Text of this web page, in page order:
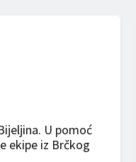
U pomoć
ekipe iz Brčkog